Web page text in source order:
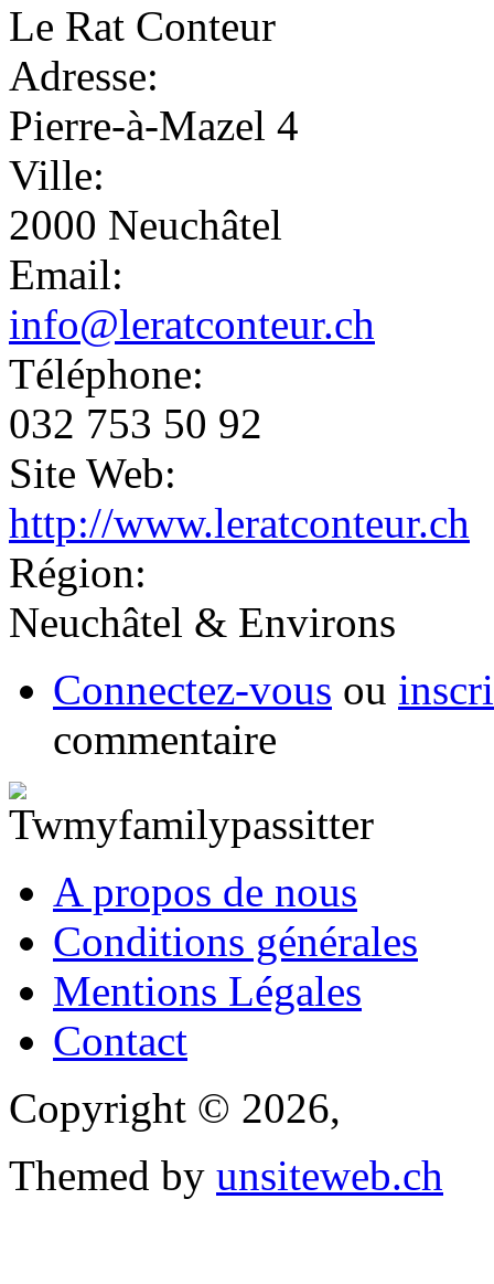
Le Rat Conteur
Adresse:
Pierre-à-Mazel 4
Ville:
2000 Neuchâtel
Email:
info@leratconteur.ch
Téléphone:
032 753 50 92
Site Web:
http://www.leratconteur.ch
Région:
Neuchâtel & Environs
Connectez-vous ou
commentaire
A propos de nous
Conditions générales
Mentions Légales
Contact
Copyright © 2026,
Themed by unsiteweb.ch